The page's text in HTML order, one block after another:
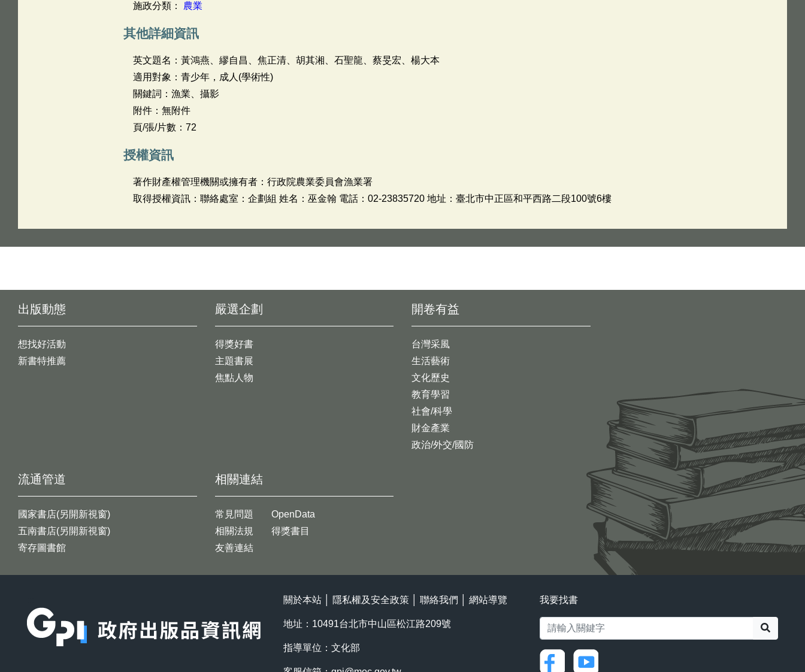
施政分類： 農業
其他詳細資訊
英文題名： 黃鴻燕、繆自昌、焦正清、胡其湘、石聖龍、蔡旻宏、楊大本
適用對象：青少年，成人(學術性)
關鍵詞：漁業、攝影
附件：無附件
頁/張/片數：72
授權資訊
著作財產權管理機關或擁有者：行政院農業委員會漁業署
取得授權資訊：聯絡處室：企劃組 姓名：巫金翰 電話：02-23835720 地址：臺北市中正區和平西路二段100號6樓
出版動態
想找好活動
新書特推薦
開卷有益
台灣采風
生活藝術
文化歷史
教育學習
社會/科學
財金產業
政治/外交/國防
嚴選企劃
得獎好書
主題書展
焦點人物
流通管道
國家書店(另開新視窗)
五南書店(另開新視窗)
寄存圖書館
相關連結
常見問題
相關法規
友善連結
OpenData
得獎書目
關於本站 隱私權及安全政策 聯絡我們 網站導覽
地址：10491台北市中山區松江路209號
指導單位：文化部
我要找書